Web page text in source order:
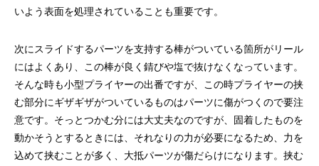
リールオーバーホール「マスタープログラ
2023.03.21
Selffishが教えるリ
（第22回）コラム
2023.02.06
いよう表面を処理されていることも重要です。
次にスライドするパーツを支持する棒がついている箇所がリール
にはよくあり、この棒が良く錆びや塩で抜けなくなっています。
そんな時も小型プライヤーの出番ですが、この時プライヤーの挟
む部分にギザギザがついているものはパーツに傷がつくので要注
意です。そっとつかむ分には大丈夫なのですが、固着したものを
動かそうとするときには、それなりの力が必要になるため、力を
込めて挟むことが多く、大抵パーツが傷だらけになります。挟む